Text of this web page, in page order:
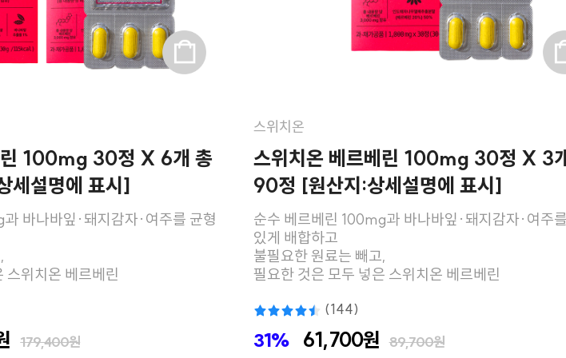
린 100mg 30정 X 6개 총
세설명에 표시]
바나바잎·돼지감자·여주를 균형
스위치온 베르베린
179,400원
스위치온
스위치온 베르베린 100mg 30정 X 3
90정 [원산지:상세설명에 표시]
순수 베르베린 100mg과 바나바잎·돼지감자·여주
있게 배합하고
불필요한 원료는 빼고,
필요한 것은 모두 넣은 스위치온 베르베린
(144)
31% 61,700원 89,700원